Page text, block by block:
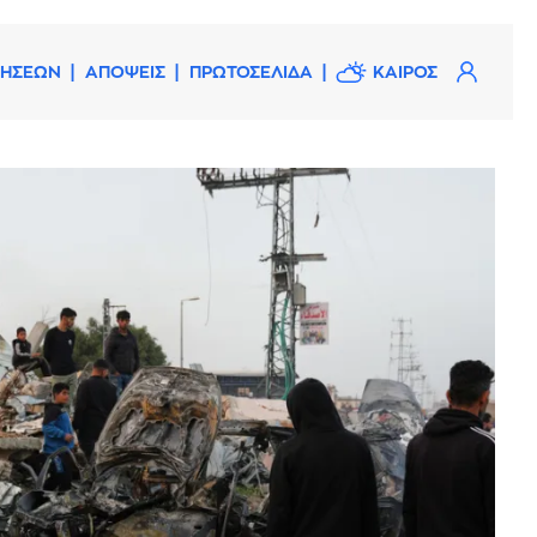
ΑΠΟΨΕΙΣ ΠΡΩΤΟΣΕΛΙΔΑ ΚΑΙΡΟΣ